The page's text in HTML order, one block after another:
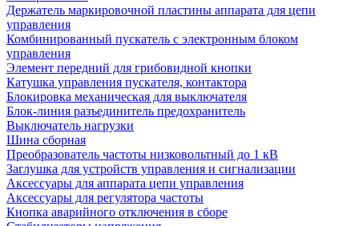
Держатель маркировочной пластины аппарата для цепи
управления
Комбинированный пускатель с электронным блоком
управления
Элемент передний для грибовидной кнопки
Катушка управления пускателя, контактора
Блокировка механическая для выключателя
Блок-линия разъединитель предохранитель
Выключатель нагрузки
Шина сборная
Преобразователь частоты низковольтный до 1 кВ
Заглушка для устройств управления и сигнализации
Аксессуары для аппарата цепи управления
Аксессуары для регулятора частоты
Кнопка аварийного отключения в сборе